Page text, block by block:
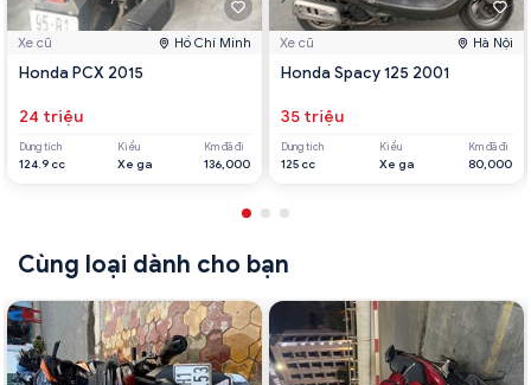
Xe cũ Hồ Chí Minh
Honda PCX 2015
24 triệu
Dung tích
124.9 cc
Kiểu
Xe ga
Km đã đi
136,000
Xe cũ Hà Nội
Honda Spacy 125 2001
35 triệu
Dung tích
125 cc
Kiểu
Xe ga
Km đã đi
80,000
Cùng loại dành cho bạn